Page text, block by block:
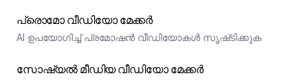
പ്രൊമോ വീഡിയോ മേക്കർ
AI ഉപയോഗിച്ച് പ്രമോഷൻ വീഡിയോകൾ സൃഷ്‌ടിക്കുക
സോഷ്യൽ മീഡിയ വീഡിയോ മേക്കർ